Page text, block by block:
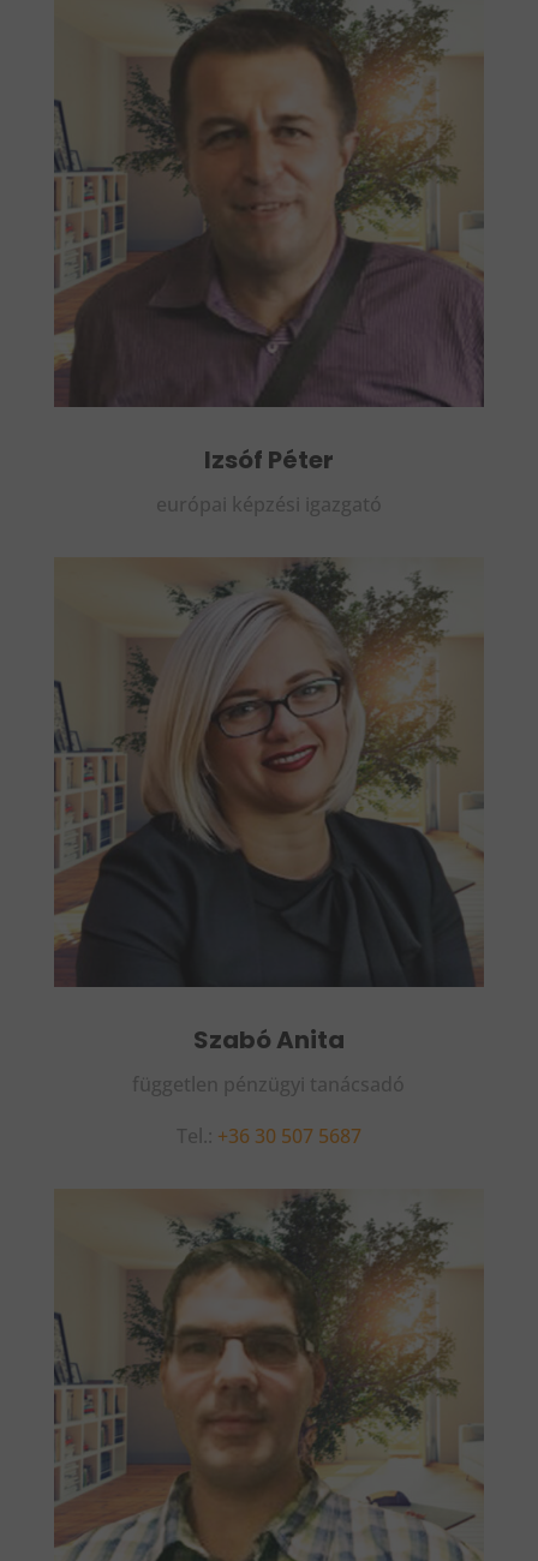
Izsóf Péter
európai képzési igazgató
Szabó Anita
független pénzügyi tanácsadó
Tel.: +36 30 507 5687